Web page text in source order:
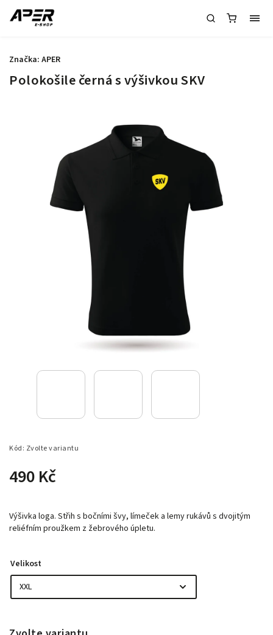
Polokošile černá s výšivkou SKV
Kód: Zvolte variantu
490 Kč
Výšivka loga. Střih s bočními švy, límeček a lemy rukávů s dvojitým
reliéfním proužkem z žebrového úpletu.
Značka: APER
Velikost